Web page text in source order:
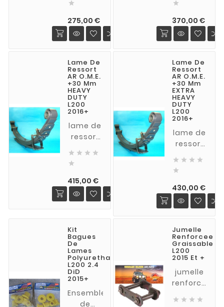
rehausse
de
30mm,
normales
pour
MITSUBISHI
L200 KL à
partir de

275,00 €Prix
MEDIUM
(charge
normale)
partir de
2015
(modèle
KJ)

370,00 €Prix
Lame De
Ressort
AR O.M.E.
+30 Mm
HEAVY
DUTY
L200
2016+
lame de
ressort
de 30
HEAVY
DUTY
(charge
de 300
kg) L200
à partir
de 2015
(modèle
KJ et KL)
   

415,00 €Prix
Lame De
Ressort
AR O.M.E.
+30 Mm
EXTRA
HEAVY
DUTY
L200
2016+
lame de
ressort
de 30
EXTRA
HEAVY
DUTY
constante
à partir
de 600
à partir
de 2015
(modèle
   

430,00 €Prix
Kit
Bagues
De
Lames
Polyurethane
L200 2.4
DiD
2015+
Ensemble
de
Jumelle
Renforcee
Graissable
L200
2015 Et +
jumelle
renforcée
   